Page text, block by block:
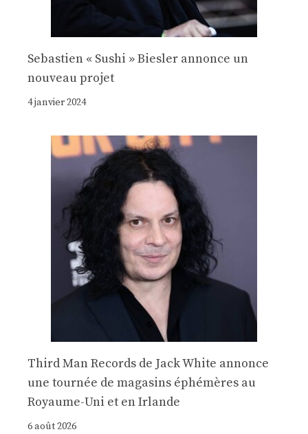
Sebastien « Sushi » Biesler annonce un
nouveau projet
4 janvier 2024
Third Man Records de Jack White annonce
une tournée de magasins éphémères au
Royaume-Uni et en Irlande
6 août 2026